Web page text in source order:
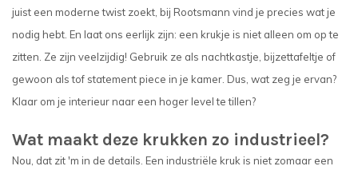
juist een moderne twist zoekt, bij Rootsmann vind je precies wat je
nodig hebt. En laat ons eerlijk zijn: een krukje is niet alleen om op te
zitten. Ze zijn veelzijdig! Gebruik ze als nachtkastje, bijzettafeltje of
gewoon als tof statement piece in je kamer. Dus, wat zeg je ervan?
Klaar om je interieur naar een hoger level te tillen?
Wat maakt deze krukken zo industrieel?
Nou, dat zit 'm in de details. Een industriële kruk is niet zomaar een